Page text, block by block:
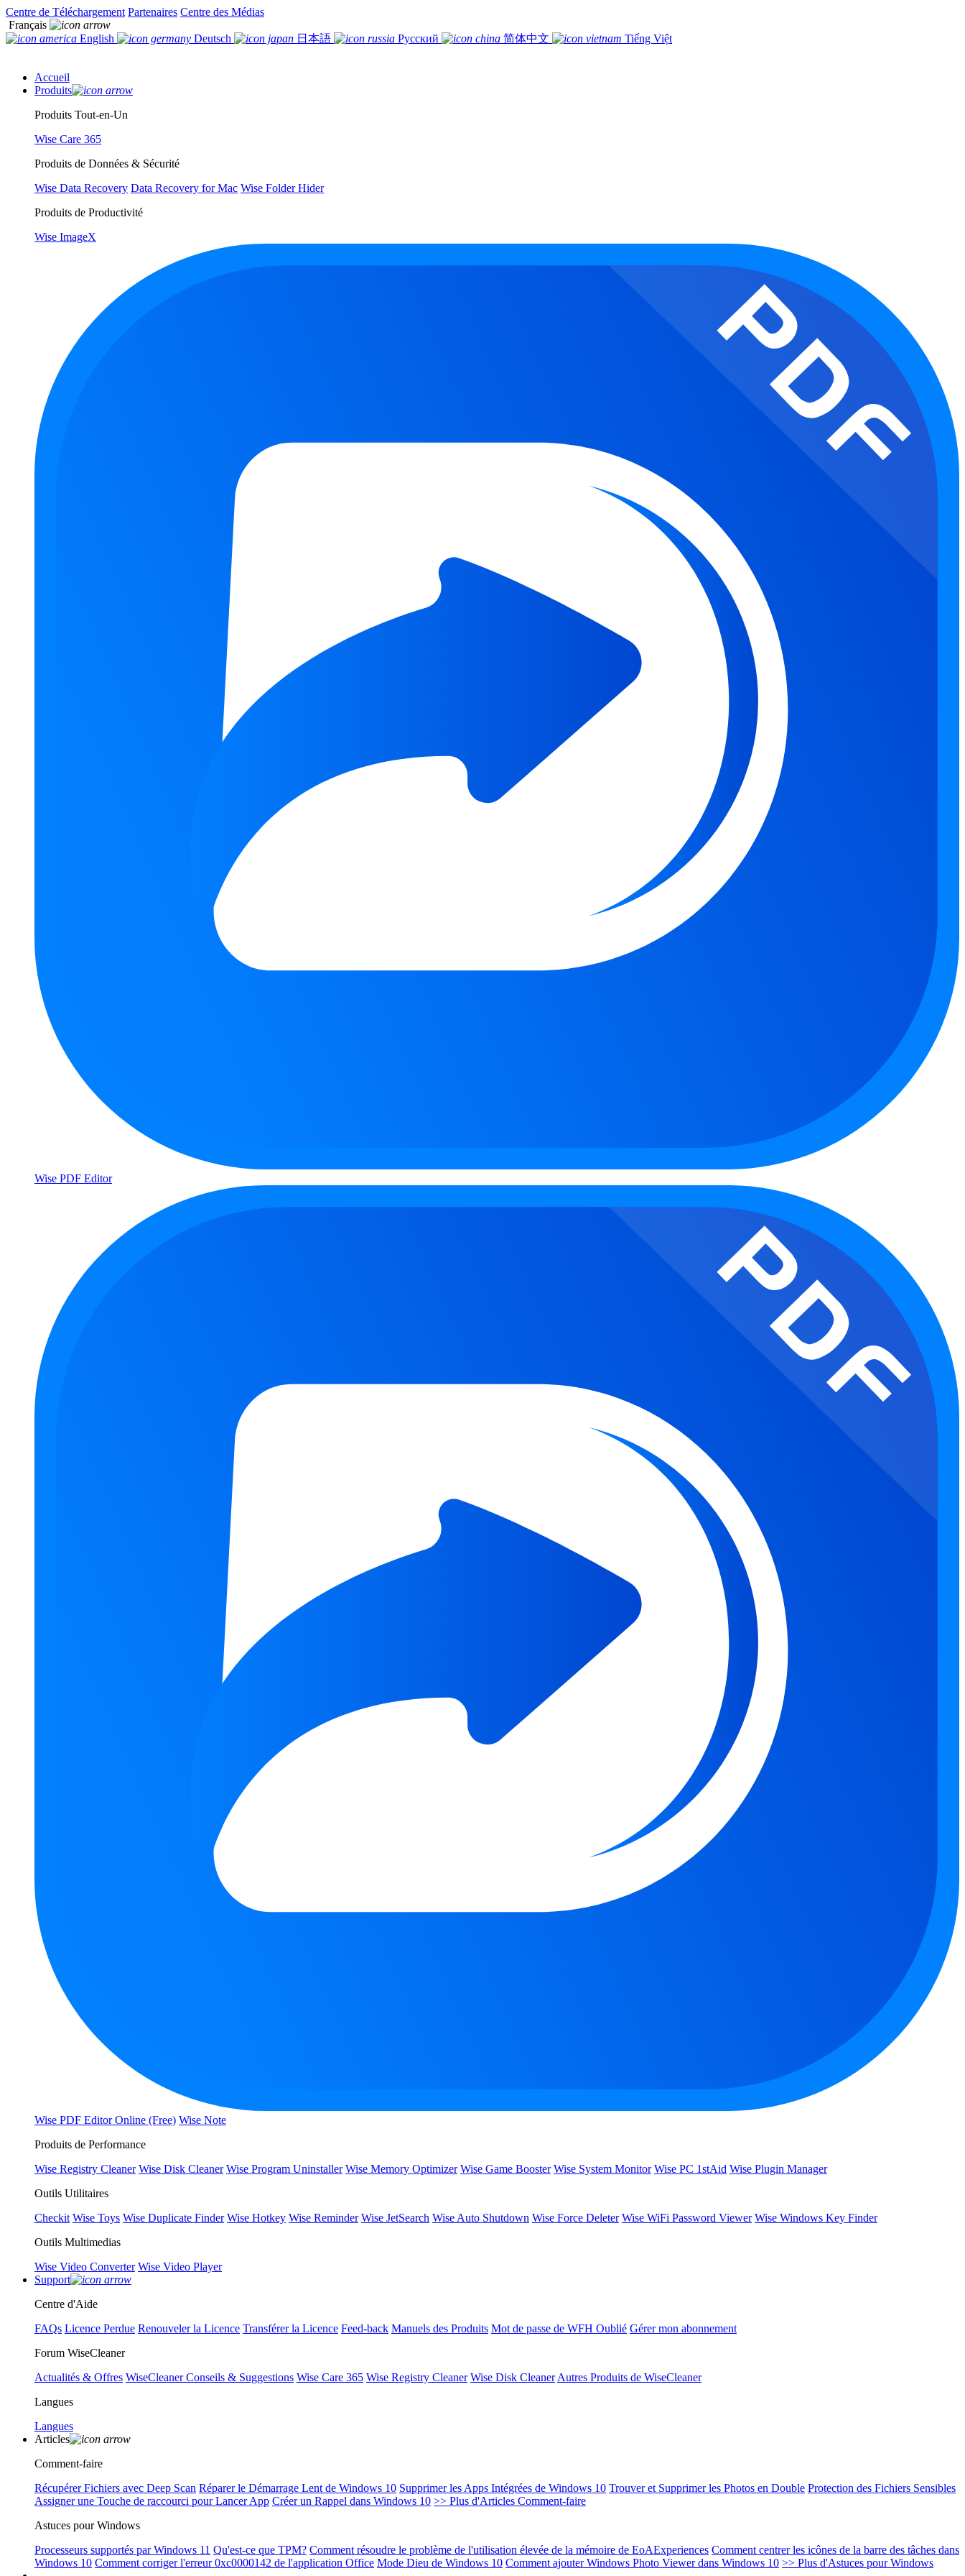
Centre de Téléchargement Partenaires Centre des Médias
Français
English
Deutsch 日本語 Русский 简体中文 Tiếng Việt
Accueil
Produits
Produits Tout-en-Un
Wise Care 365
Produits de Données & Sécurité
Wise Data Recovery Data Recovery for Mac Wise Folder Hider
Produits de Productivité
Wise ImageX
Wise PDF Editor
Wise PDF Editor Online (Free) Wise Note
Produits de Performance
Wise Registry Cleaner Wise Disk Cleaner Wise Program Uninstaller Wise Memory Optimizer Wise Game Booster Wise System Monitor Wise PC 1stAid Wise Plugin Manager
Outils Utilitaires
Checkit Wise Toys Wise Duplicate Finder Wise Hotkey Wise Reminder Wise JetSearch Wise Auto Shutdown Wise Force Deleter Wise WiFi Password Viewer Wise Windows Key Finder
Outils Multimedias
Wise Video Converter Wise Video Player
Support
Centre d'Aide
FAQs Licence Perdue Renouveler la Licence Transférer la Licence Feed-back Manuels des Produits Mot de passe de WFH Oublié Gérer mon abonnement
Forum WiseCleaner
Actualités & Offres WiseCleaner Conseils & Suggestions Wise Care 365 Wise Registry Cleaner Wise Disk Cleaner Autres Produits de WiseCleaner
Langues
Langues
Articles
Comment-faire
Récupérer Fichiers avec Deep Scan Réparer le Démarrage Lent de Windows 10 Supprimer les Apps Intégrées de Windows 10 Trouver et Supprimer les Photos en Double Protection des Fichiers Sensibles
Assigner une Touche de raccourci pour Lancer App Créer un Rappel dans Windows 10 >> Plus d'Articles Comment-faire
Astuces pour Windows
Processeurs supportés par Windows 11 Qu'est-ce que TPM? Comment résoudre le problème de l'utilisation élevée de la mémoire de EoAExperiences Comment centrer les icônes de la barre des tâches dans
Windows 10 Comment corriger l'erreur 0xc0000142 de l'application Office Mode Dieu de Windows 10 Comment ajouter Windows Photo Viewer dans Windows 10 >> Plus d'Astuces pour Windows